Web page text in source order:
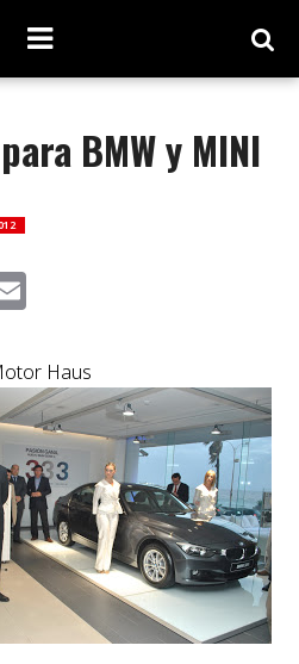
BMW y MINI
Email
Haus